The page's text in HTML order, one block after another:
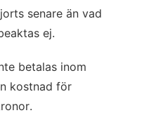
senare än vad
ej.
betalas inom
kostnad för